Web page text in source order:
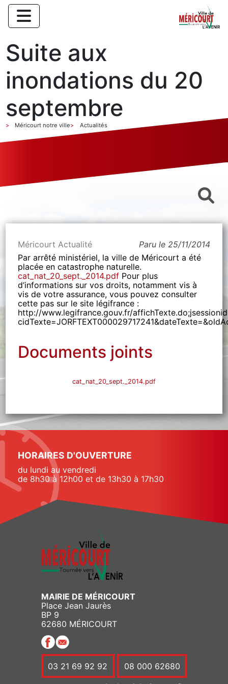
Suite aux
inondations du 20
septembre
Méricourt notre ville Actualités
Méricourt Actualité
Paru le 25/11/2014
Par arrêté ministériel, la ville de Méricourt a été
placée en catastrophe naturelle.
cat_nat_20_sept._2014.pdf Pour plus
d’informations sur vos droits, notamment vis à
vis de votre assurance, vous pouvez consulter
cette pas sur le site légifrance :
http://www.legifrance.gouv.fr/
Documents joints
cat_nat_20_sept._2014.pdf
HORAIRES D'OUVERTURE
du lundi au vendredi
de 8h30 à 12h00 et de 13h30 à 17h30
MAIRIE DE MÉRICOURT
Place Jean Jaurès
BP 9
62680 MÉRICOURT
03 21 69 92 92 08 000 62680